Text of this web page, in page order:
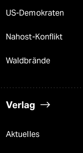
US-Demokraten
Nahost-Konflikt
Waldbrände
Verlag
Aktuelles